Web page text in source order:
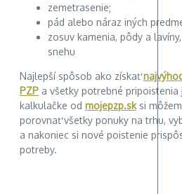
zemetrasenie;
pád alebo náraz iných
zosuv kamenia, pôdy a
snehu
Najlepší spôsob ako získať
PZP a všetky potrebné
kalkulačke od mojepzp.sksi
porovnať všetky ponuky na trhu,
a nakoniec si nové poistenie
potreby.